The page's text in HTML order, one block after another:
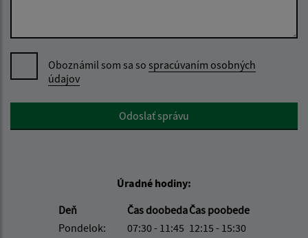
Oboznámil som sa so spracúvaním osobných
údajov
Google reCaptcha ResponseOdoslať správu
Úradné hodiny:
Deň
Čas doobedaČas poobede
Pondelok:
07:30 - 11:45 12:15 - 15:30